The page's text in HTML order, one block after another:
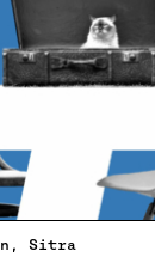
Sitra